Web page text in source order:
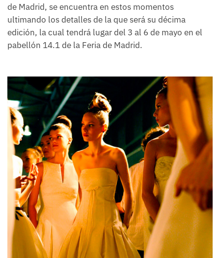
de Madrid, se encuentra en estos momentos
ultimando los detalles de la que será su décima
edición, la cual tendrá lugar del 3 al 6 de mayo en el
pabellón 14.1 de la Feria de Madrid.